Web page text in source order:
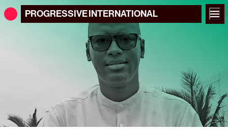
PROGRESSIVEINTERNATIONAL